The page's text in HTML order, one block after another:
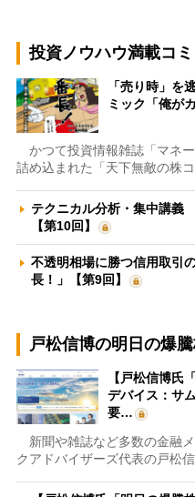
投資ノウハウ満載コ
「売り時」
ミック「俺が
かつて投資情報雑誌「マネ
詰め込まれた「天下無敵の株
テクニカル分析・集中講義
【第10回】
不透明相場に勝つ信用取引
長！」【第9回】
戸松信博の明日の爆騰
【戸松信博氏
デバイス：サ
要…
新聞や雑誌など多数の金融
クアドバイザーズ代表の戸松